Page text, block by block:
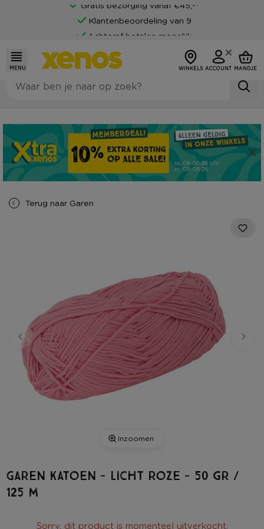
Gratis bezorging vanaf €45,-*
Klantenbeoordeling van 9
Achteraf betalen mogelijk
MENU WINKELS ACCOUNT MANDJE
Terug naar Garen
Inzoomen
Garen katoen - licht roze - 50 gr /
125 m
Sorry, dit product is momenteel uitverkocht.